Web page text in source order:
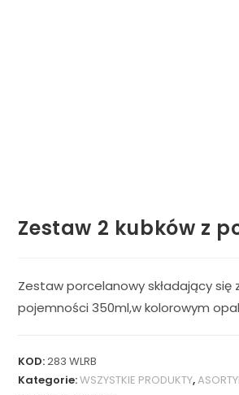
Zestaw 2 kubków z
Zestaw porcelanowy składający się
pojemności 350ml,w kolorowym
KOD:283 WLRB
Kategorie:WSZYSTKIE PRODUKTY,